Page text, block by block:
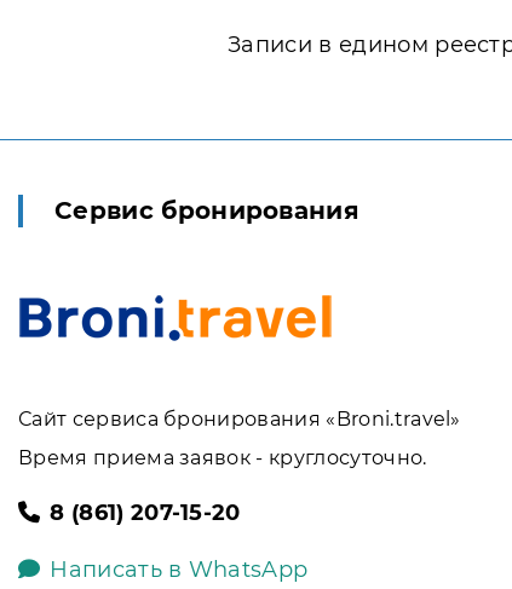
Записи в едином
Сервис бронирования
Сайт сервиса бронирования «Broni.travel»
Время приема заявок - круглосуточно.
8 (861) 207-15-20
Написать в WhatsApp